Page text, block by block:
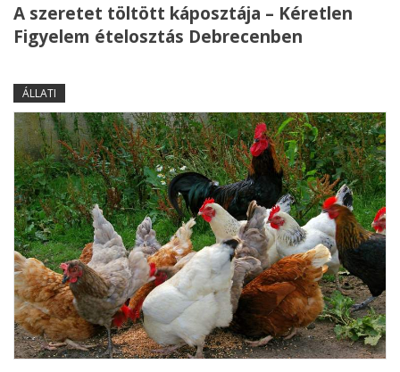
A szeretet töltött káposztája – Kéretlen
Figyelem ételosztás Debrecenben
ÁLLATI